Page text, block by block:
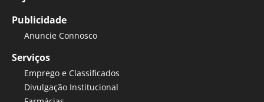
Publicidade
Anuncie Connosco
Serviços
Emprego e Classificados
Divulgação Institucional